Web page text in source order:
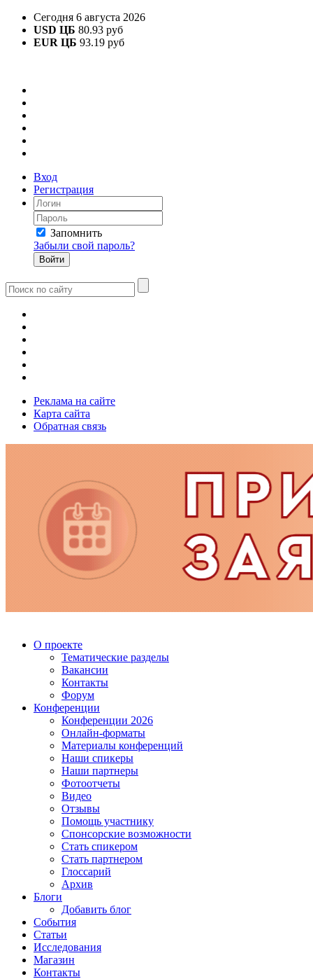
Сегодня 6 августа 2026
USD ЦБ 80.93 руб
EUR ЦБ 93.19 руб
Вход
Регистрация
Запомнить
Забыли свой пароль?
Реклама на сайте
Карта сайта
Обратная связь
О проекте
Тематические разделы
Вакансии
Контакты
Форум
Конференции
Конференции 2026
Онлайн-форматы
Материалы конференций
Наши спикеры
Наши партнеры
Фотоотчеты
Видео
Отзывы
Помощь участнику
Спонсорские возможности
Стать спикером
Стать партнером
Глоссарий
Архив
Блоги
Добавить блог
События
Статьи
Исследования
Магазин
Контакты